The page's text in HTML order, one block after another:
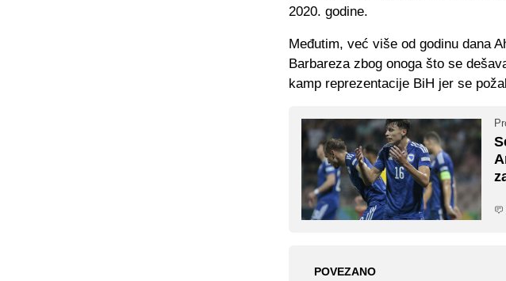
2020. godine.
Međutim, već više od godinu dana
Barbareza zbog onoga što se
kamp reprezentacije BiH jer se
POVEZANO